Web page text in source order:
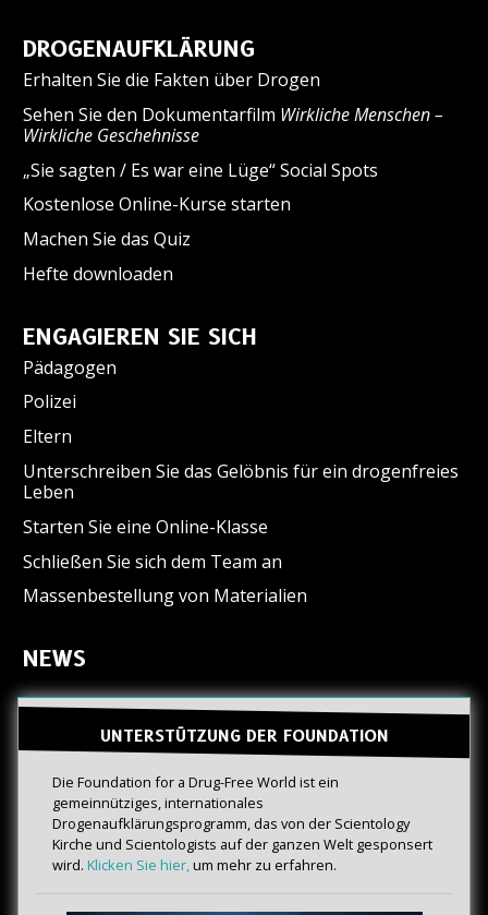
DROGENAUFKLÄRUNG
Erhalten Sie die Fakten über Drogen
Sehen Sie den Dokumentarfilm Wirkliche Menschen –
Wirkliche Geschehnisse
„Sie sagten / Es war eine Lüge“ Social Spots
Kostenlose Online-Kurse starten
Machen Sie das Quiz
Hefte downloaden
ENGAGIEREN SIE SICH
Pädagogen
Polizei
Eltern
Unterschreiben Sie das Gelöbnis für ein drogenfreies
Leben
Starten Sie eine Online-Klasse
Schließen Sie sich dem Team an
Massenbestellung von Materialien
NEWS
UNTERSTÜTZUNG DER FOUNDATION
Die Foundation for a Drug-Free World ist ein
gemeinnütziges, internationales
Drogenaufklärungsprogramm, das von der Scientology
Kirche und Scientologists auf der ganzen Welt gesponsert
wird. Klicken Sie hier,um mehr zu erfahren.